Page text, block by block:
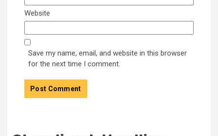
Website
Save my name, email, and website in this browser
for the next time I comment.